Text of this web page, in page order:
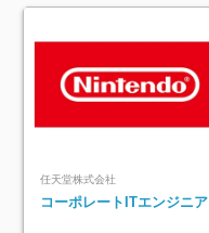
任天堂株式会社
コーポレートITエンジニア